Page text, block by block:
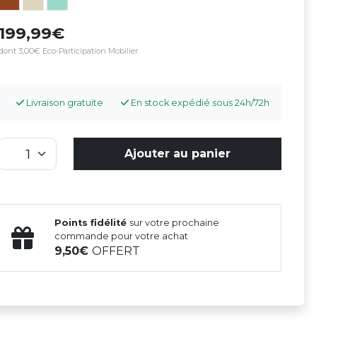
199,99
3,00€ Eco-Participation Mobilier
Livraison gratuite En stock expédié sous 24h/72h
Ajouter au panier
Points fidélité sur votre prochaine
commande pour votre achat
9,50OFFERT